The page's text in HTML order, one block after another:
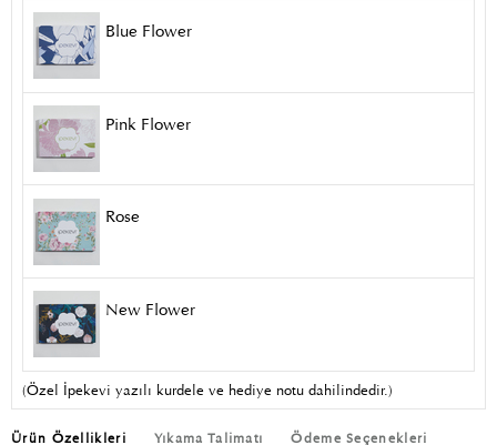
Blue Flower
Pink Flower
Rose
New Flower
(Özel İpekevi yazılı kurdele ve hediye notu dahilindedir.)
Ürün Özellikleri Yıkama Talimatı Ödeme Seçenekleri